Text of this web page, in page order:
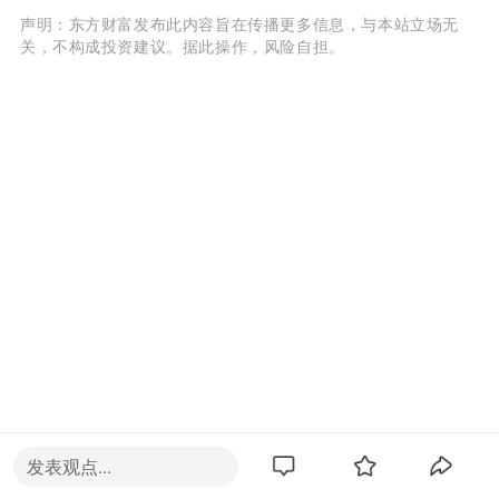
声明：东方财富发布此内容旨在传播更多信息，与本站立场无
关，不构成投资建议。据此操作，风险自担。
发表观点...